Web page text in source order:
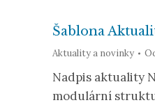
Šablona
Aktuality a novinky
Nadpis aktuality
modulární